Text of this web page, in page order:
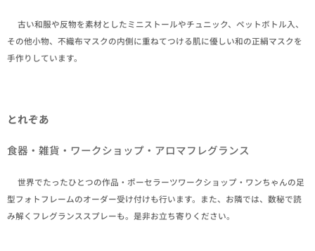
✒古い和服や反物を素材としたミニストールやチュニック、ペットボトル入、
その他小物、不織布マスクの内側に重ねてつける肌に優しい和の正絹マスクを
手作りしています。
とれぞあ
食器・雑貨・ワークショップ・アロマフレグランス
✒世界でたったひとつの作品・ポーセラーツワークショップ・ワンちゃんの足
型フォトフレームのオーダー受け付けも行います。また、お隣では、数秘で読
み解くフレグランススプレーも。是非お立ち寄りください。